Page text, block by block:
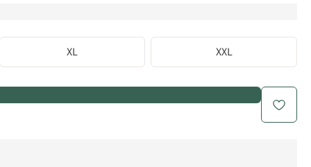
XL XXL